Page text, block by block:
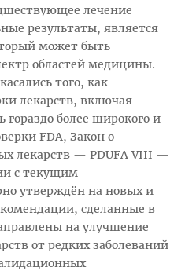
лечение
результаты, является
может быть
областей медицины.
того, как
лекарств, включая
гораздо более широкого и
FDA, Закон о
лекарств — PDUFA VIII —
с текущим
утверждён на новых и
сделанные в
на улучшение
от редких заболеваний